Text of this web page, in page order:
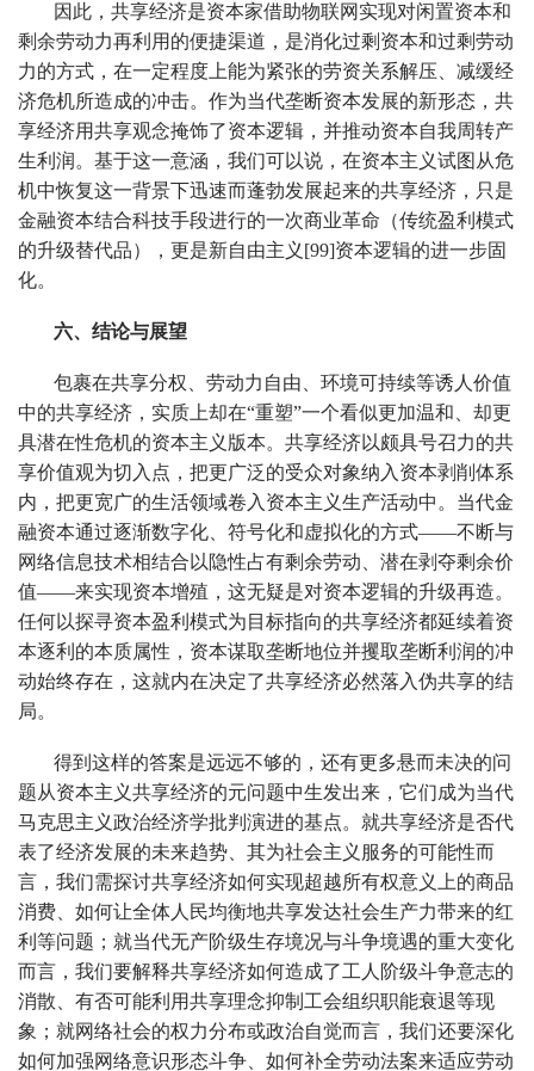
因此，共享经济是资本家借助物联网实现对闲置资本和
剩余劳动力再利用的便捷渠道，是消化过剩资本和过剩劳动
力的方式，在一定程度上能为紧张的劳资关系解压、减缓经
济危机所造成的冲击。作为当代垄断资本发展的新形态，共
享经济用共享观念掩饰了资本逻辑，并推动资本自我周转产
生利润。基于这一意涵，我们可以说，在资本主义试图从危
机中恢复这一背景下迅速而蓬勃发展起来的共享经济，只是
金融资本结合科技手段进行的一次商业革命（传统盈利模式
的升级替代品），更是新自由主义[99]资本逻辑的进一步固
化。
六、结论与展望
包裹在共享分权、劳动力自由、环境可持续等诱人价值
中的共享经济，实质上却在“重塑”一个看似更加温和、却更
具潜在性危机的资本主义版本。共享经济以颇具号召力的共
享价值观为切入点，把更广泛的受众对象纳入资本剥削体系
内，把更宽广的生活领域卷入资本主义生产活动中。当代金
融资本通过逐渐数字化、符号化和虚拟化的方式——不断与
网络信息技术相结合以隐性占有剩余劳动、潜在剥夺剩余价
值——来实现资本增殖，这无疑是对资本逻辑的升级再造。
任何以探寻资本盈利模式为目标指向的共享经济都延续着资
本逐利的本质属性，资本谋取垄断地位并攫取垄断利润的冲
动始终存在，这就内在决定了共享经济必然落入伪共享的结
局。
得到这样的答案是远远不够的，还有更多悬而未决的问
题从资本主义共享经济的元问题中生发出来，它们成为当代
马克思主义政治经济学批判演进的基点。就共享经济是否代
表了经济发展的未来趋势、其为社会主义服务的可能性而
言，我们需探讨共享经济如何实现超越所有权意义上的商品
消费、如何让全体人民均衡地共享发达社会生产力带来的红
利等问题；就当代无产阶级生存境况与斗争境遇的重大变化
而言，我们要解释共享经济如何造成了工人阶级斗争意志的
消散、有否可能利用共享理念抑制工会组织职能衰退等现
象；就网络社会的权力分布或政治自觉而言，我们还要深化
如何加强网络意识形态斗争、如何补全劳动法案来适应劳动